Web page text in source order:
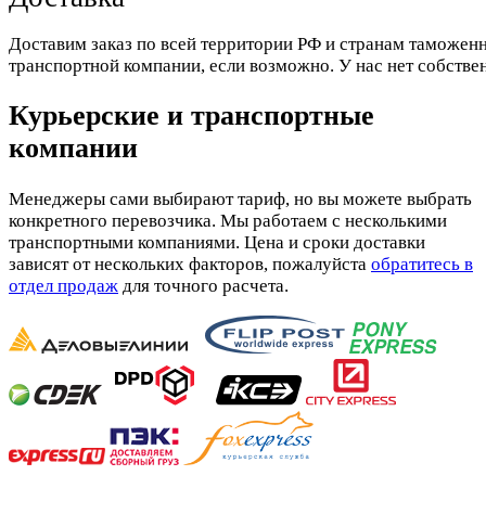
Доставим заказ по всей территории РФ и странам
транспортной компании, если возможно. У нас нет
Курьерские и транспортные
компании
Менеджеры сами выбирают тариф, но вы можете выбрать
конкретного перевозчика. Мы работаем с несколькими
транспортными компаниями. Цена и сроки доставки
зависят от нескольких факторов, пожалуйста обратитесь в
отдел продаж для точного расчета.